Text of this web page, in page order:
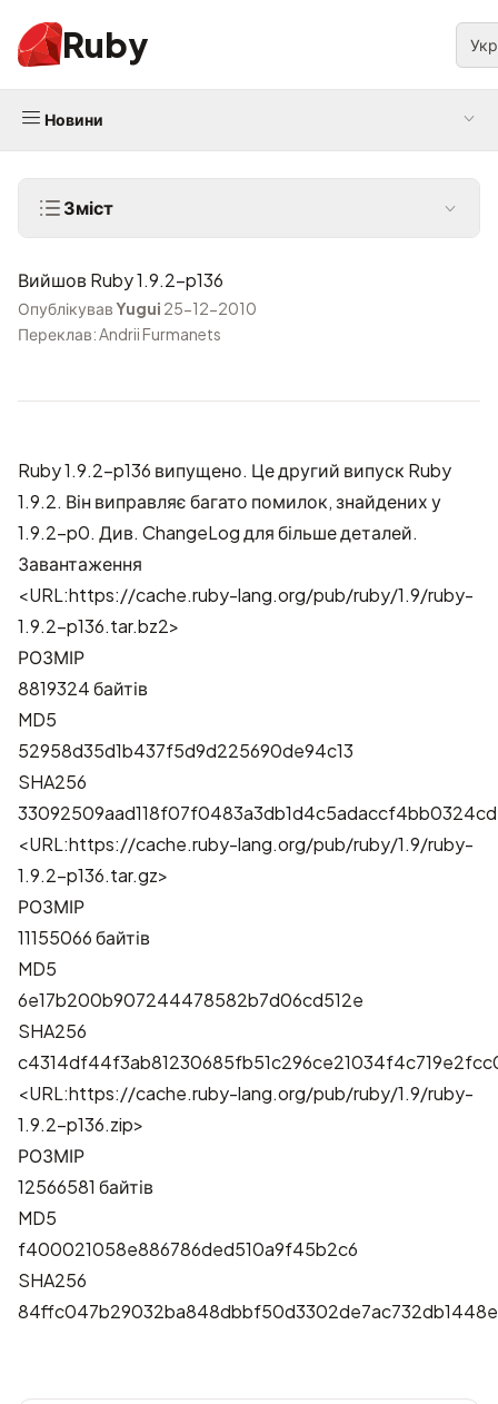
Ruby
Новини
Зміст
Вийшов Ruby 1.9.2-p136
ОпублікувавYugui 25-12-2010
Переклав: Andrii Furmanets
Ruby 1.9.2-p136 випущено. Це другий випуск Ruby
1.9.2. Він виправляє багато помилок, знайдених у
1.9.2-p0. Див. ChangeLogдля більше деталей.
Завантаження
<URL:https://cache.ruby-lang.org/pub/ruby/1.9/ruby-
1.9.2-p136.tar.bz2>
РОЗМІР
8819324 байтів
MD5
52958d35d1b437f5d9d225690de94c13
SHA256
<URL:https://cache.ruby-lang.org/pub/ruby/1.9/ruby-
1.9.2-p136.tar.gz>
РОЗМІР
11155066 байтів
MD5
6e17b200b907244478582b7d06cd512e
SHA256
<URL:https://cache.ruby-lang.org/pub/ruby/1.9/ruby-
1.9.2-p136.zip>
РОЗМІР
12566581 байтів
MD5
f400021058e886786ded510a9f45b2c6
SHA256